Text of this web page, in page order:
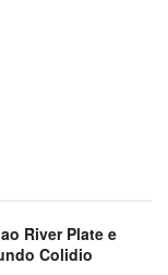
River Plate e
Colidio